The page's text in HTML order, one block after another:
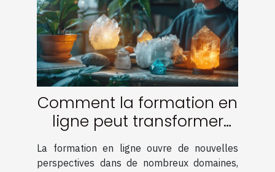
Comment la formation en
ligne peut transformer
votre carrière
d'énergéticien
La formation en ligne ouvre de nouvelles
perspectives dans de nombreux domaines,